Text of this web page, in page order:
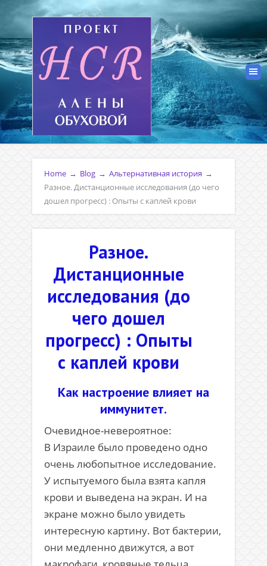
Home → Blog → Альтернативная история →
Разное. Дистанционные исследования (до чего
дошел прогресс) : Опыты с каплей крови
Разное.
Дистанционные
исследования (до
чего дошел
прогресс) : Опыты
с каплей крови
Как настроение влияет на
иммунитет.
Очевидное-невероятное:
В Израиле было проведено одно
очень любопытное исследование.
У испытуемого была взята капля
крови и выведена на экран. И на
экране можно было увидеть
интересную картину. Вот бактерии,
они медленно движутся, а вот